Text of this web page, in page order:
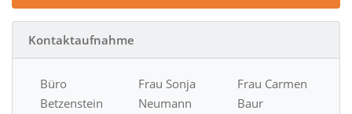
Kontaktaufnahme
Büro
Betzenstein
Frau Sonja
Neumann
Frau Carmen
Baur